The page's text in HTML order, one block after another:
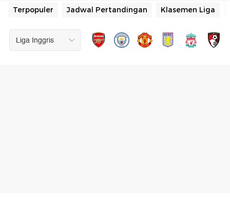
Terpopuler Jadwal Pertandingan Klasemen Liga